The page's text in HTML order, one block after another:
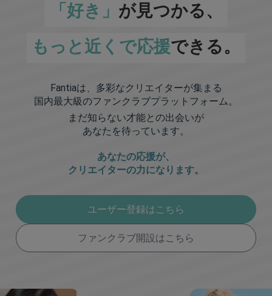
「好き」 が見つかる、
もっと近くで応援できる。
Fantiaは、多彩なクリエイターが集まる
国内最大級のファンクラブプラットフォーム。
まだ知らない才能との出会いが
あなたを待っています。
あなたの応援が、
クリエイターの力になります。
ユーザー登録はこちら
ファンクラブ開設はこちら